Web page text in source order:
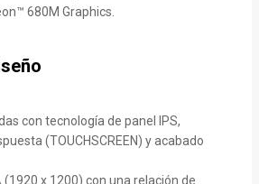
680M Graphics.
con tecnología de panel IPS,
(TOUCHSCREEN) y acabado
(1920 x 1200) con una relación de